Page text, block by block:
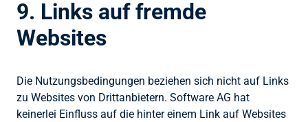
9. Links auf fremde
Websites
Die Nutzungsbedingungen beziehen sich nicht auf Links
zu Websites von Drittanbietern. Software AG hat
keinerlei Einfluss auf die hinter einem Link auf Websites